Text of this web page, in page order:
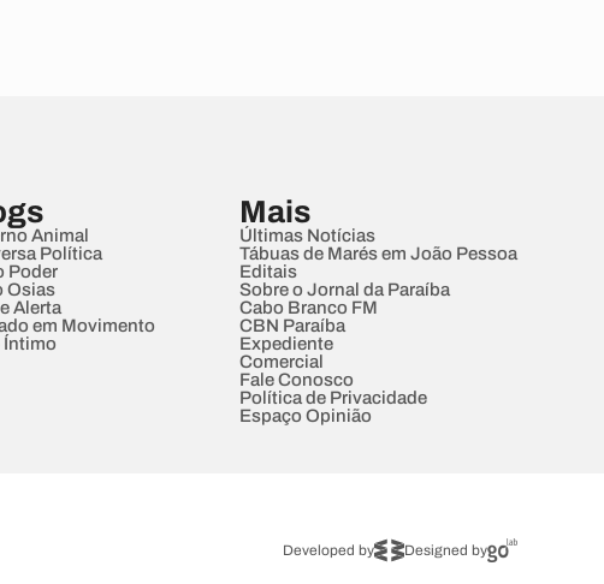
Animal
Política
Poder
Osias
Alerta
em Movimento
Íntimo
Mais
Últimas Notícias
Tábuas de Marés em João Pessoa
Editais
Sobre o Jornal da Paraíba
Cabo Branco FM
CBN Paraíba
Expediente
Comercial
Fale Conosco
Política de Privacidade
Espaço Opinião
Developed by Designed by